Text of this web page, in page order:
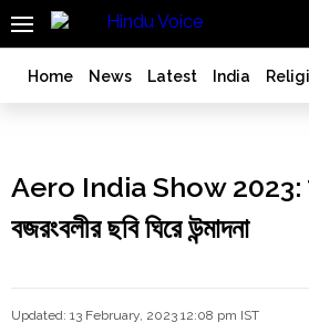
SEARCH
India
Bangladesh
World
History
Home News Latest India
Aero India Show 2023:
বজরংবলীর ছবি ঘিরে উন্মাদনা
Updated: 13 February, 2023 12:08 pm IST